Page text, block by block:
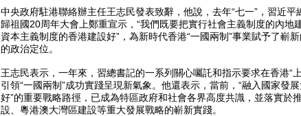
中央政府駐港聯絡辦主任王志民發表致辭，他說，去年“七一”，習近平
歸祖國20周年大會上鄭重宣示，“我們既要把實行社會主義制度的內地
資本主義制度的香港建設好”，為新時代香港“一國兩制”事業賦予了嶄
的政治定位。
王志民表示，一年來，習總書記的一系列關心囑託和指示要求在香港“
引領“一國兩制”成功實踐呈現新氣象。他還表示，當前，“融入國家發
好”的重要戰略路徑，已成為特區政府和社會各界高度共識，並落實於
設、粵港澳大灣區建設等重大發展戰略的嶄新實踐。